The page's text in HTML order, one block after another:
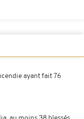
ayant fait 76